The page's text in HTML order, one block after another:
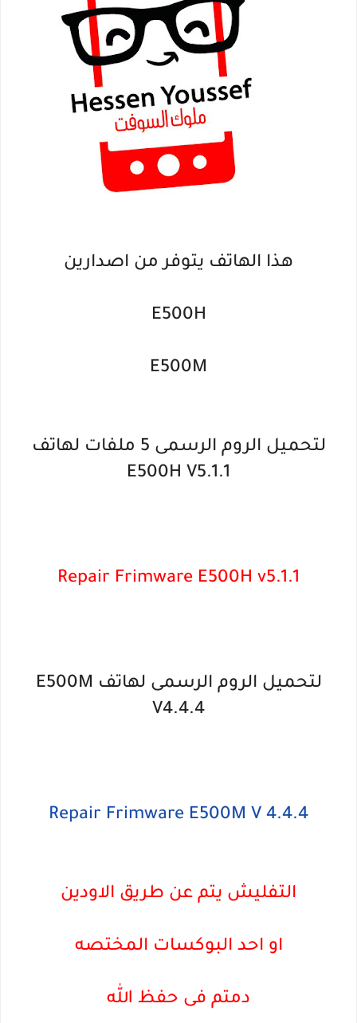
هذا الهاتف يتوفر من اصدارين
E500H
E500M
لتحميل الروم الرسمى 5 ملفات لهاتف
E500H V5.1.1
Repair Frimware E500H v5.1.1
لتحميل الروم الرسمى لهاتف E500M
V4.4.4
Repair Frimware E500M V 4.4.4
التفليش يتم عن طريق الاودين
او احد البوكسات المختصه
دمتم فى حفظ الله